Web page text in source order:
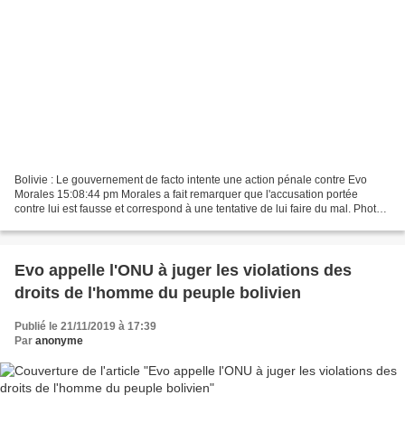
Bolivie : Le gouvernement de facto intente une action pénale contre Evo
Morales 15:08:44 pm Morales a fait remarquer que l'accusation portée
contre lui est fausse et correspond à une tentative de lui faire du mal. Photo :
Evo appelle l'ONU à juger les violations des
droits de l'homme du peuple bolivien
Publié le 21/11/2019 à 17:39
Par anonyme